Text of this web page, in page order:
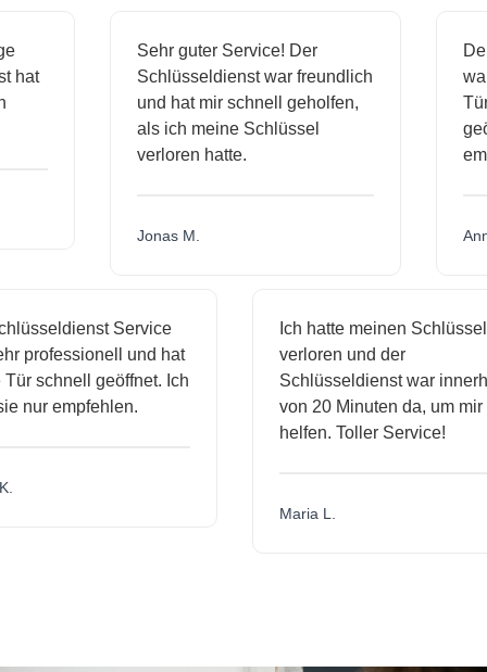
hat
Sehr guter Service! Der
Schlüsseldienst war freundlich
und hat mir schnell geholfen,
als ich meine Schlüssel
verloren hatte.
Jonas M.
Service
professionell und hat
schnell geöffnet. Ich
nur empfehlen.
Ich hatte meinen Schlüssel
verloren und der
Schlüsseldienst war
von 20 Minuten da, um mir
helfen. Toller Service!
Maria L.